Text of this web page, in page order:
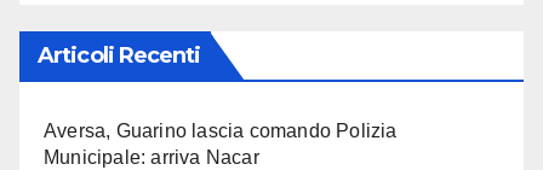
Articoli Recenti
Aversa, Guarino lascia comando Polizia
Municipale: arriva Nacar